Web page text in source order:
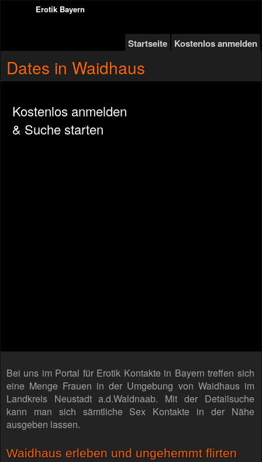
Erotik Bayern
Startseite Kostenlos anmelden
Dates in Waidhaus
Kostenlos anmelden
& Suche starten
Bei uns im Portal für Erotik Kontakte in Bayern treffen sich
eine Menge Frauen in der Umgebung von Waidhaus im
Landkreis Neustadt a.d.Waldnaab. Mit der Detailsuche
kann man sich sämtliche Sex Kontakte in der Nähe
ausgeben lassen.
Waidhaus erleben und ungehemmt flirten